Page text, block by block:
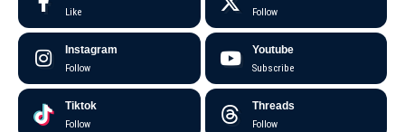
Like Follow
Instagram
Follow
Youtube
Subscribe
Tiktok
Follow
Threads
Follow